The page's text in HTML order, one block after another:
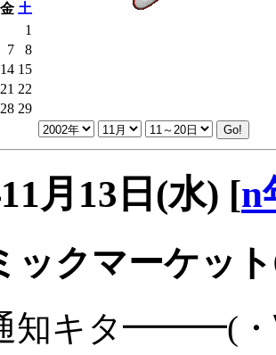
金 土
1
7
8
14 15
21 22
28 29
月13日(水) [n
ックマーケッ
通知キタ